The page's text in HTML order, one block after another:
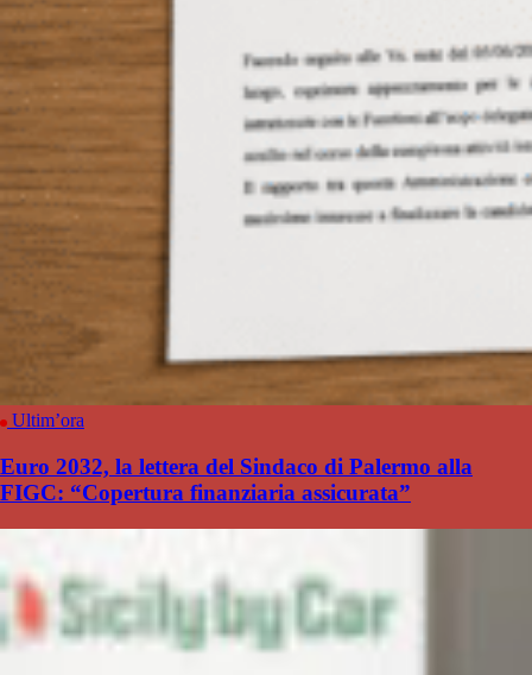
Ultim’ora
Euro 2032, la lettera del Sindaco di Palermo alla
FIGC: “Copertura finanziaria assicurata”